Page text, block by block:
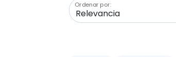
Ordenar por: